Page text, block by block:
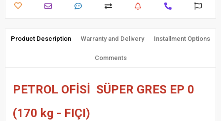
Product Description Warranty and Delivery Installment Options
Comments
PETROL OFİSİ SÜPER GRES EP 0
(170 kg - FIÇI)